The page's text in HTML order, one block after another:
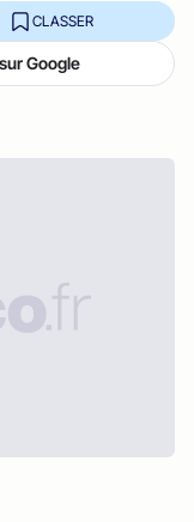
CLASSER
Google